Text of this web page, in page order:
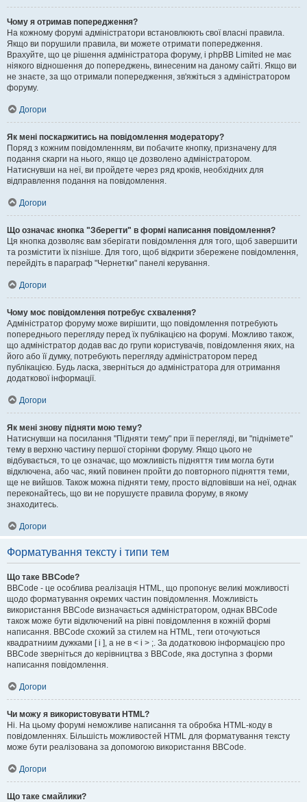
Чому я отримав попередження?
На кожному форумі адміністратори встановлюють свої власні правила.
Якщо ви порушили правила, ви можете отримати попередження.
Врахуйте, що це рішення адміністратора форуму, і phpBB Limited не має
ніякого відношення до попереджень, винесеним на даному сайті. Якщо ви
не знаєте, за що отримали попередження, зв'яжіться з адміністратором
форуму.
Догори
Як мені поскаржитись на повідомлення модератору?
Поряд з кожним повідомленням, ви побачите кнопку, призначену для
подання скарги на нього, якщо це дозволено адміністратором.
Натиснувши на неї, ви пройдете через ряд кроків, необхідних для
відправлення подання на повідомлення.
Догори
Що означає кнопка "Зберегти" в формі написання повідомлення?
Ця кнопка дозволяє вам зберігати повідомлення для того, щоб завершити
та розмістити їх пізніше. Для того, щоб відкрити збережене повідомлення,
перейдіть в параграф "Чернетки" панелі керування.
Догори
Чому моє повідомлення потребує схвалення?
Адміністратор форуму може вирішити, що повідомлення потребують
попереднього перегляду перед їх публікацією на форумі. Можливо також,
що адміністратор додав вас до групи користувачів, повідомлення яких, на
його або її думку, потребують перегляду адміністратором перед
публікацією. Будь ласка, зверніться до адміністратора для отримання
додаткової інформації.
Догори
Як мені знову підняти мою тему?
Натиснувши на посилання "Підняти тему" при її перегляді, ви "піднімете"
тему в верхню частину першої сторінки форуму. Якщо цього не
відбувається, то це означає, що можливість підняття тим могла бути
відключена, або час, який повинен пройти до повторного підняття теми,
ще не вийшов. Також можна підняти тему, просто відповівши на неї, однак
переконайтесь, що ви не порушуєте правила форуму, в якому
знаходитесь.
Догори
Форматування тексту і типи тем
Що таке BBCode?
BBCode - це особлива реалізація HTML, що пропонує великі можливості
щодо форматування окремих частин повідомлення. Можливість
використання BBCode визначається адміністратором, однак BBCode
також може бути відключений на рівні повідомлення в кожній формі
написання. BBCode схожий за стилем на HTML, теги оточуються
квадратниим дужками [ і ], а не в < і > ;. За додатковою інформацією про
BBCode зверніться до керівництва з BBCode, яка доступна з форми
написання повідомлення.
Догори
Чи можу я використовувати HTML?
Ні. На цьому форумі неможливе написання та обробка HTML-коду в
повідомленнях. Більшість можливостей HTML для форматування тексту
може бути реалізована за допомогою використання BBCode.
Догори
Що таке смайлики?